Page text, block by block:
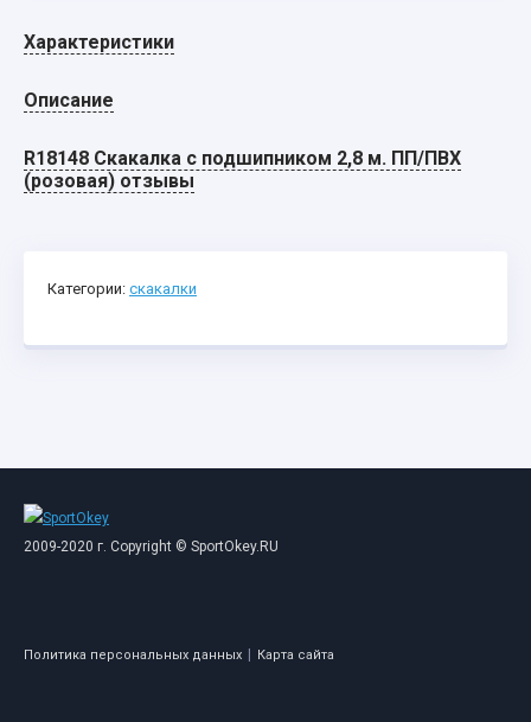
Характеристики
Описание
R18148 Скакалка с подшипником 2,8 м. ПП/ПВХ
(розовая) отзывы
Категории: скакалки
2009-2020 г. Copyright © SportOkey.RU
Политика персональных данных Карта сайта